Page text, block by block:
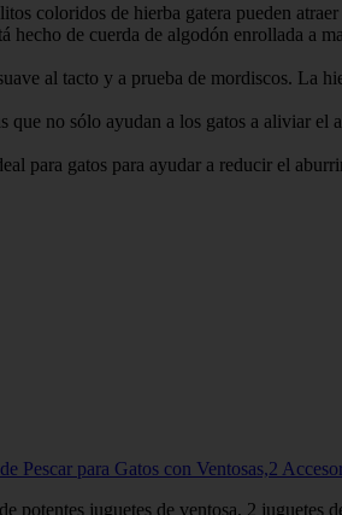
coloridos de hierba gatera pueden
de cuerda de algodón enrollada a
al tacto y a prueba de mordiscos. La
no sólo ayudan a los gatos a aliviar el
gatos para ayudar a reducir el
Pescar para Gatos con Ventosas,2
juguetes de ventosa, 2 juguetes